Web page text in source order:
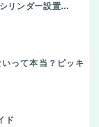
リンダー設置…
って本当？ピッキ
ド